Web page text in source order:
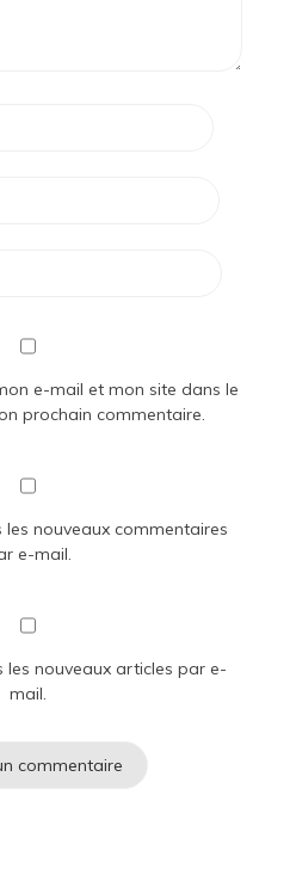
e-mail et mon site dans le
prochain commentaire.
nouveaux commentaires
e-mail.
les nouveaux articles par e-
mail.